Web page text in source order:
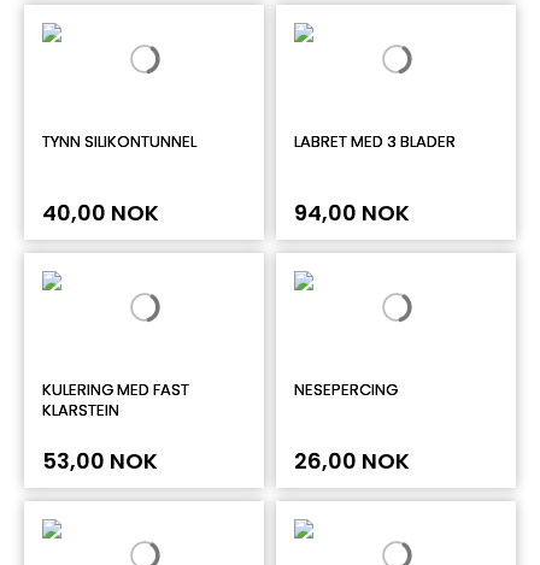
TYNN SILIKONTUNNEL
40,00 NOK
LABRET MED 3 BLADER
94,00 NOK
KULERING MED FAST
KLARSTEIN
53,00 NOK
NESEPERCING
26,00 NOK